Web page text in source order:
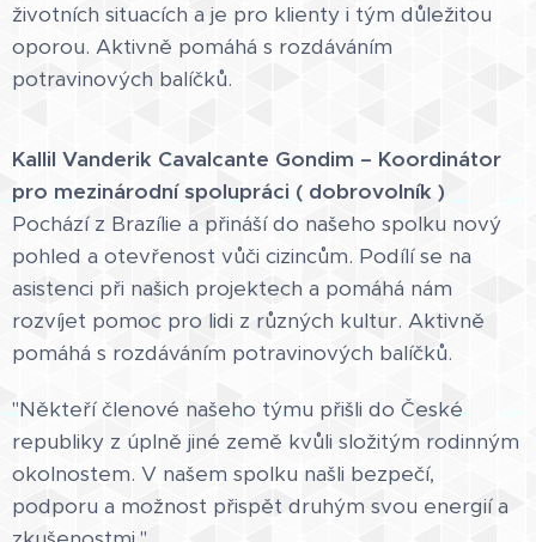
životních situacích a je pro klienty i tým důležitou
oporou. Aktivně pomáhá s rozdáváním
potravinových balíčků.
Kallil Vanderik Cavalcante Gondim – Koordinátor
pro mezinárodní spolupráci ( dobrovolník )
Pochází z Brazílie a přináší do našeho spolku nový
pohled a otevřenost vůči cizincům. Podílí se na
asistenci při našich projektech a pomáhá nám
rozvíjet pomoc pro lidi z různých kultur. Aktivně
pomáhá s rozdáváním potravinových balíčků.
"Někteří členové našeho týmu přišli do České
republiky z úplně jiné země kvůli složitým rodinným
okolnostem. V našem spolku našli bezpečí,
podporu a možnost přispět druhým svou energií a